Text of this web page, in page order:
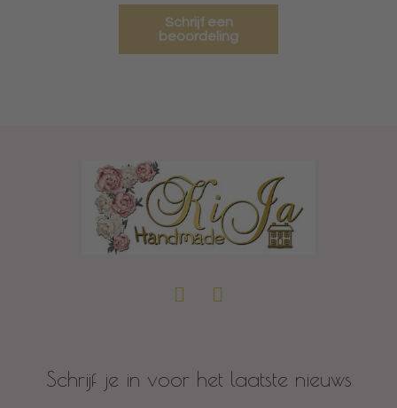
Schrijf een
beoordeling
Schrijf je in voor het laatste nieuws